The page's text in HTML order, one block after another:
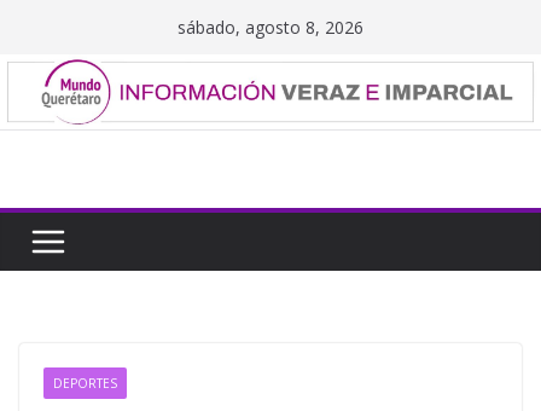
contenido
sábado, agosto 8, 2026
DEPORTES